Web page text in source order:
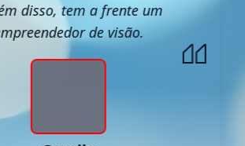
disso, tem a frente um
de visão.